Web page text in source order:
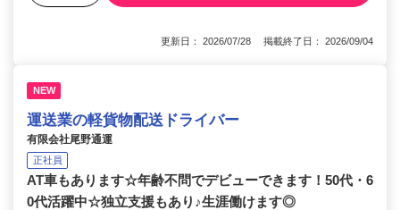
更新日： 2026/07/28 掲載終了日： 2026/09/04
NEW
運送業の軽貨物配送ドライバー
有限会社尾野通運
正社員
AT車もあります☆年齢不問でデビューできます！50代・6
0代活躍中☆独立支援もあり♪生涯働けます◎